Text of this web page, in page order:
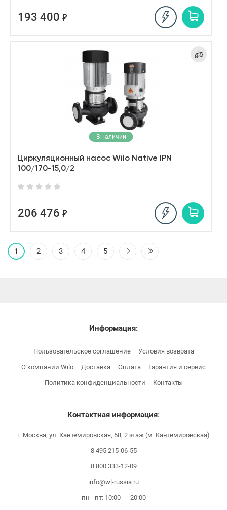
193 400
В наличии
Циркуляционный насос Wilo Native IPN
100/170-15,0/2
206 476
1 2 3 4 5
Информация:
Пользовательское соглашение Условия возврата
О компании Wilo Доставка Оплата Гарантия и сервис
Политика конфиденциальности Контакты
Контактная информация:
г. Москва, ул. Кантемировская, 58, 2 этаж (м. Кантемировская)
8 495 215-06-55
8 800 333-12-09
info@wl-russia.ru
пн - пт: 10:00 — 20:00